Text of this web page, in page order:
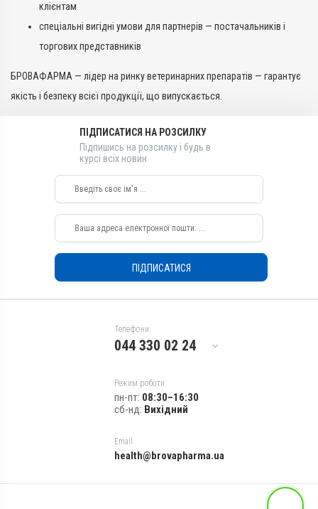
клієнтам
спеціальні вигідні умови для партнерів — постачальників і
торгових представників
БРОВАФАРМА — лідер на ринку ветеринарних препаратів — гарантує
якість і безпеку всієї продукції, що випускається.
ПІДПИСАТИСЯ НА РОЗСИЛКУ
Підпишись на розсилку і будь в
курсі всіх новин
ПІДПИСАТИСЯ
Телефони:
044 330 02 24
Режим роботи:
пн-пт: 08:30–16:30
сб-нд: Вихідний
Email:
health@brovapharma.ua